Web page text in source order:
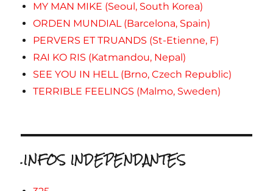
MY MAN MIKE (Seoul, South Korea)
ORDEN MUNDIAL (Barcelona, Spain)
PERVERS ET TRUANDS (St-Etienne, F)
RAI KO RIS (Katmandou, Nepal)
SEE YOU IN HELL (Brno, Czech Republic)
TERRIBLE FEELINGS (Malmo, Sweden)
.INFOS INDEPENDANTES